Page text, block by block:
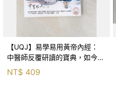
【UQJ】易學易用黃帝內經：
中醫師反覆研讀的寶典，如今一
般人也能實踐。12條經絡、365
個穴位白話詳解，經之所過，病
NT$ 409